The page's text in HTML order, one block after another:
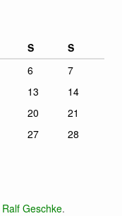
S
S
6
7
13
14
20
21
27
28
Ralf Geschke.